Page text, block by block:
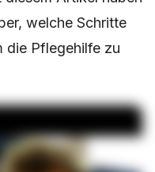
welche Schritte
die Pflegehilfe zu